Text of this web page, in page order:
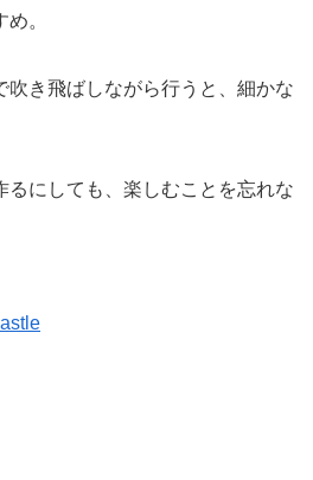
。
吹き飛ばしながら行うと、細かな
るにしても、楽しむことを忘れな